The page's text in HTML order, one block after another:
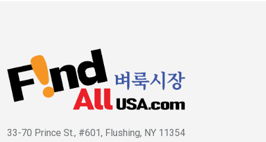
33-70 Prince St., #601, Flushing, NY 11354